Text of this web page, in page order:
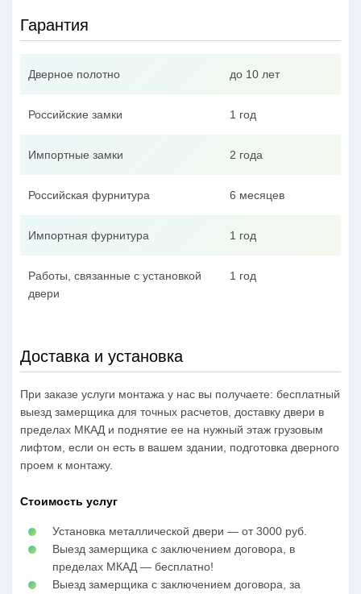
Гарантия
Дверное полотно до 10 лет
Российские замки 1 год
Импортные замки 2 года
Российская фурнитура 6 месяцев
Импортная фурнитура 1 год
Работы, связанные с установкой
двери
1 год
Доставка и установка
При заказе услуги монтажа у нас вы получаете: бесплатный
выезд замерщика для точных расчетов, доставку двери в
пределах МКАД и поднятие ее на нужный этаж грузовым
лифтом, если он есть в вашем здании, подготовка дверного
проем к монтажу.
Стоимость услуг
Установка металлической двери — от 3000 руб.
Выезд замерщика с заключением договора, в
пределах МКАД — бесплатно!
Выезд замерщика с заключением договора, за